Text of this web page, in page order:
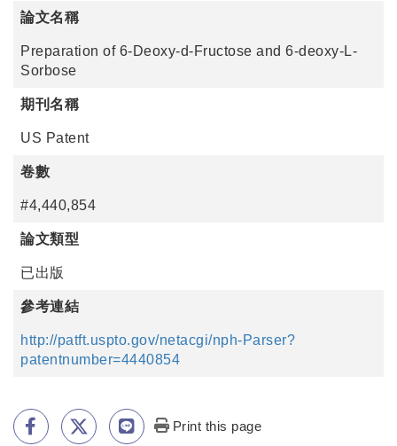
論文名稱
Preparation of 6-Deoxy-d-Fructose and 6-deoxy-L-
Sorbose
期刊名稱
US Patent
卷數
#4,440,854
論文類型
已出版
參考連結
http://patft.uspto.gov/netacgi/nph-Parser?
patentnumber=4440854
Print this page